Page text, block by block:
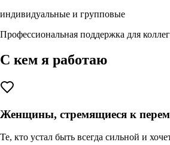
индивидуальные и групповые
Профессиональная поддержка для коллег
С кем я работаю
Женщины, стремящиеся к
Те, кто устал быть всегда сильной и